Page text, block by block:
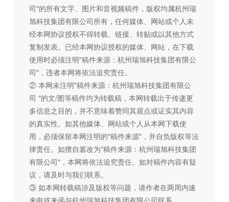
司"的所有文字、图片和音视频稿件，版权均属杭州瑞
旭科技集团有限公司所有，任何媒体、网站或个人未
经本网协议授权不得转载、链接、转贴或以其他方式
复制发表。已经本网协议授权的媒体、网站，在下载
使用时必须注明"稿件来源：杭州瑞旭科技集团有限公
司"，违者本网将依法追究责任。
② 本网未注明"稿件来源：杭州瑞旭科技集团有限公
司 "的文/图等稿件均为转载稿，本网转载出于传递更
多信息之目的，并不意味着赞同其观点或证实其内容
的真实性。如其他媒体、网站或个人从本网下载使
用，必须保留本网注明的"稿件来源"，并自负版权等法
律责任。如擅自篡改为"稿件来源：杭州瑞旭科技集团
有限公司"，本网将依法追究责任。如对稿件内容有疑
议，请及时与我们联系。
③ 如本网转载稿涉及版权等问题，请作者在两周内速